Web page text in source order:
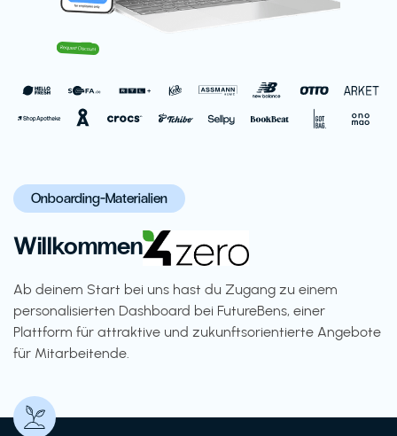
Onboarding-Materialien
Willkommen
Ab deinem Start bei uns hast du Zugang zu einem
personalisierten Dashboard bei FutureBens, einer
Plattform für attraktive und zukunftsorientierte Angebote
für Mitarbeitende.